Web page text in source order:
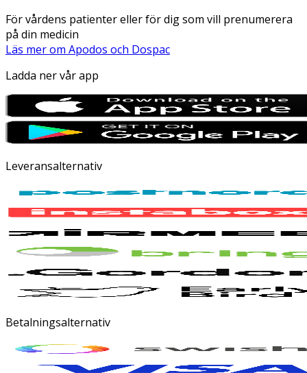
För vårdens patienter eller för dig som vill prenumerera
på din medicin
Läs mer om Apodos och Dospac
Ladda ner vår app
Leveransalternativ
Betalningsalternativ